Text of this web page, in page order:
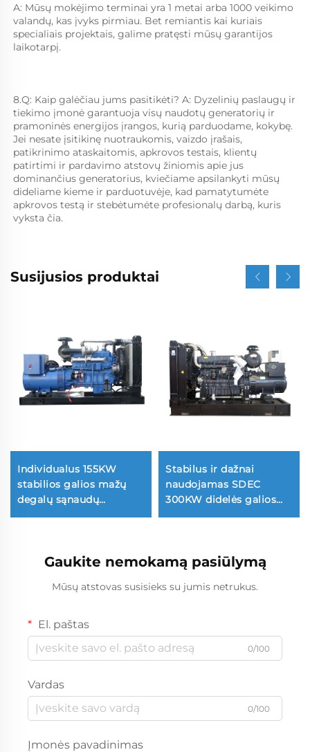
A: Mūsų mokėjimo terminai yra 1 metai arba 1000 veikimo
valandų, kas įvyks pirmiau. Bet remiantis kai kuriais
specialiais projektais, galime pratęsti mūsų garantijos
laikotarpį.
8.Q: Kaip galėčiau jums pasitikėti? A: Dyzelinių paslaugų ir
tiekimo įmonė garantuoja visų naudotų generatorių ir
pramoninės energijos įrangos, kurią parduodame, kokybę.
Jei nesate įsitikinę nuotraukomis, vaizdo įrašais,
patikrinimo ataskaitomis, apkrovos testais, klientų
patirtimi ir pardavimo atstovų žiniomis apie jus
dominančius generatorius, kviečiame apsilankyti mūsų
dideliame kieme ir parduotuvėje, kad pamatytumėte
apkrovos testą ir stebėtumėte profesionalų darbą, kuris
vyksta čia.
Susijusios produktai
Individualus 155KW
stabilios galios mažų
degalų sąnaudų
dyzelinių generatorių
Stabilus ir dažnai
naudojamas SDEC
300KW didelės galios
dyzelinių generatorių
Gaukite nemokamą pasiūlymą
Mūsų atstovas susisieks su jumis netrukus.
El. paštas
0/100
Vardas
0/100
Įmonės pavadinimas